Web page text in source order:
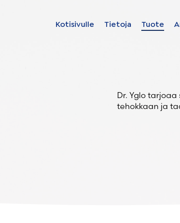
Kotisivulle Tietoja Tuote
Dr. Yglo
tehokkaan ja